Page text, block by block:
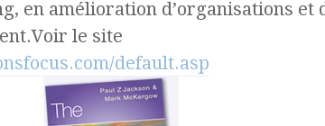
en amélioration d’organisations et
le site
default.asp